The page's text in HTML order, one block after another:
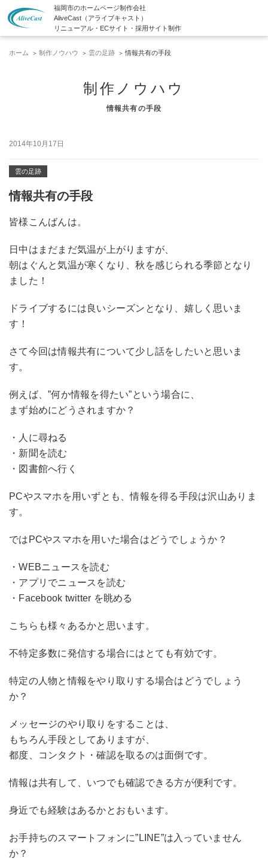
福岡市のホームページ制作会社
AliveCast（アライブキャスト）
リニューアル・ECサイト・採用サイト制作
ホーム 制作ノウハウ 雲の足跡 情報共有の手段
制作ノウハウ
情報共有の手段
2014年10月17日
雲の足跡
情報共有の手段
皆様こんばんは。
日中はまだまだ気温が上がりますが、
朝はぐんと気温が寒くなり、秋を感じられる季節となり
ました！
ドライブするには良いシーズンとなり、嬉しく思いま
す！
さて今回は情報共有について少し話をしたいと思いま
す。
例えば、”何か情報を得たい”という場合に、
まず始めにどうされますか？
・人に尋ねる
・新聞を読む
・図書館へ行く
PCやスマホを用いずとも、情報を得る手段は沢山ありま
す。
ではPCやスマホを用いた場合はどうでしょうか？
・WEBニュースを読む
・アプリでニュースを読む
・Facebook twitter を眺める
こちらも様々あるかと思います。
不特定多数に発信する場合にはとても有効です。
特定の人物と情報をやり取りする場合はどうでしょう
か？
メッセージのやり取りをすることは、
もちろん手段としてありますが、
都度、コンタクト・確認を取るのは面倒です。
情報は共有して、いつでも確認できる方が便利です。
身近でも経験はあるかとおもいます。
お手持ちのスマートフォンに”LINE”は入っていません
か？